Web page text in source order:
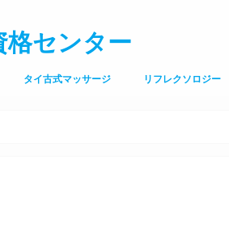
格センター
タイ古式マッサージ リフレクソロジー